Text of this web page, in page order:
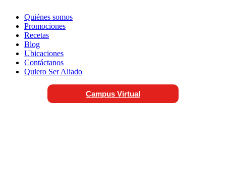
Quiénes somos
Promociones
Recetas
Blog
Ubicaciones
Contáctanos
Quiero Ser Aliado
Campus Virtual